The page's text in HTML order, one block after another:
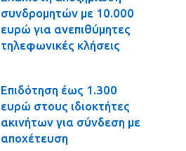
συνδρομητών με 10.000
ευρώ για ανεπιθύμητες
τηλεφωνικές κλήσεις
Επιδότηση έως 1.300
ευρώ στους ιδιοκτήτες
ακινήτων για σύνδεση με
αποχέτευση